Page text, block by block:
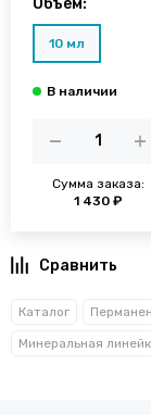
Объем:
10 мл
Сумма заказа:
1 430 ₽
Каталог